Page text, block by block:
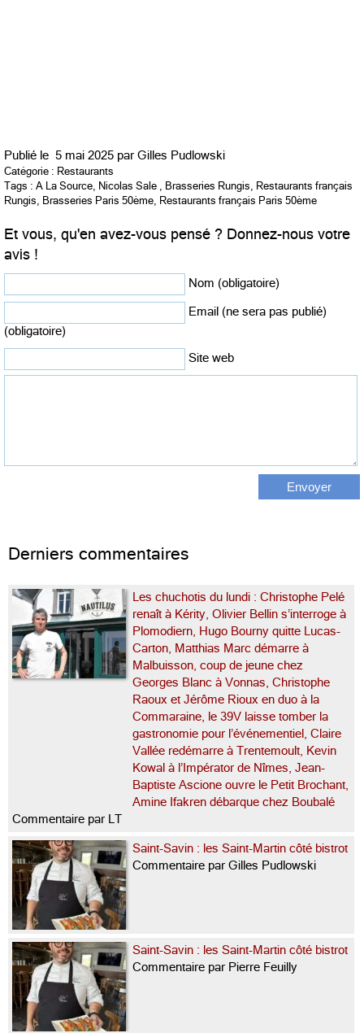
Publié le 5 mai 2025 par Gilles Pudlowski
Catégorie : Restaurants
Tags : A La Source, Nicolas Sale , Brasseries Rungis, Restaurants français
Rungis, Brasseries Paris 50ème, Restaurants français Paris 50ème
Et vous, qu'en avez-vous pensé ? Donnez-nous votre
avis !
Nom (obligatoire)
Email (ne sera pas publié)
(obligatoire)
Site web
Derniers commentaires
Les chuchotis du lundi : Christophe Pelé
renaît à Kérity, Olivier Bellin s’interroge à
Plomodiern, Hugo Bourny quitte Lucas-
Carton, Matthias Marc démarre à
Malbuisson, coup de jeune chez
Georges Blanc à Vonnas, Christophe
Raoux et Jérôme Rioux en duo à la
Commaraine, le 39V laisse tomber la
gastronomie pour l’événementiel, Claire
Vallée redémarre à Trentemoult, Kevin
Kowal à l’Impérator de Nîmes, Jean-
Baptiste Ascione ouvre le Petit Brochant,
Amine Ifakren débarque chez Boubalé
Commentaire par LT
Saint-Savin : les Saint-Martin côté bistrot
Commentaire par Gilles Pudlowski
Saint-Savin : les Saint-Martin côté bistrot
Commentaire par Pierre Feuilly